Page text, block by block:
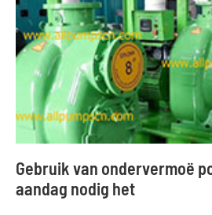
Gebruik van ondervermoë
aandag nodig het